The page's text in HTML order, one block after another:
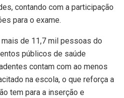
contando com a participação
para o exame.
de 11,7 mil pessoas do
públicos de saúde
contam com ao menos
na escola, o que reforça a
tem para a inserção e